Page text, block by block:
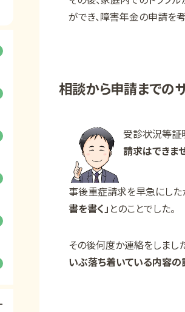
ができ、障害年金の申請を
相談から申請までの
受診状況等証
請求はできま
事後重症請求を早急にした
書を書く」 とのことでした。
その後何度か連絡をしまし
いぶ落ち着いている内容の